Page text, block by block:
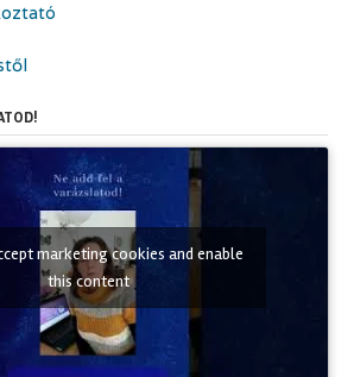
marketing cookies and enable
this content